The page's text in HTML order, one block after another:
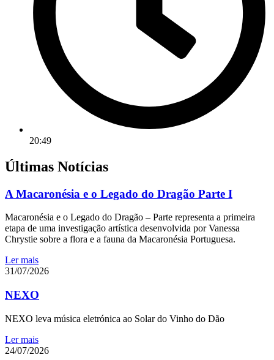
20:49
Últimas Notícias
A Macaronésia e o Legado do Dragão Parte I
Macaronésia e o Legado do Dragão – Parte representa a primeira
etapa de uma investigação artística desenvolvida por Vanessa
Chrystie sobre a flora e a fauna da Macaronésia Portuguesa.
Ler mais
31/07/2026
NEXO
NEXO leva música eletrónica ao Solar do Vinho do Dão
Ler mais
24/07/2026